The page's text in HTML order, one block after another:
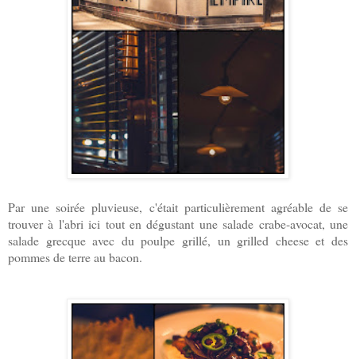
Par une soirée pluvieuse, c'était particulièrement agréable de se
trouver à l'abri ici tout en dégustant une salade crabe-avocat, une
salade grecque avec du poulpe grillé, un grilled cheese et des
pommes de terre au bacon.